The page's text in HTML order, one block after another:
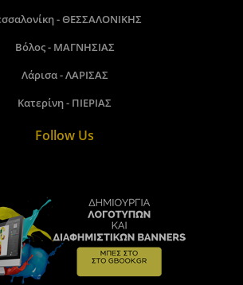
- ΘΕΣΣΑΛΟΝΙΚΗΣ
Βόλος - ΜΑΓΝΗΣΙΑΣ
Λάρισα - ΛΑΡΙΣΑΣ
Κατερίνη - ΠΙΕΡΙΑΣ
Follow Us